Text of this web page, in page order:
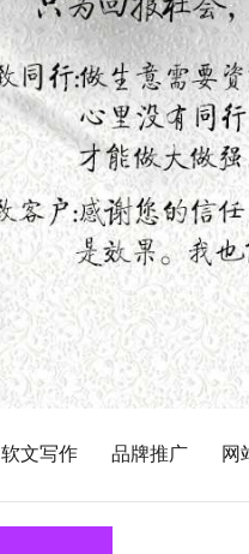
软文写作 品牌推广 网